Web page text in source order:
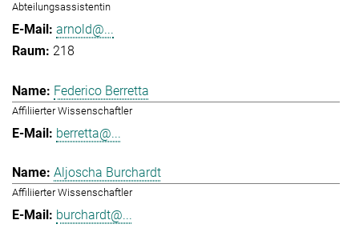
Abteilungsassistentin
arnold@...
218
Federico Berretta
Affiliierter Wissenschaftler
berretta@...
Aljoscha Burchardt
Affiliierter Wissenschaftler
burchardt@...